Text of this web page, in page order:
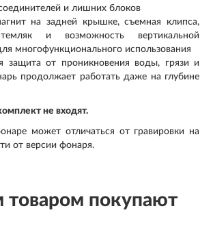
и лишних блоков
на задней крышке, съемная клипса,
и возможность вертикальной
многофункционального использования
защита от проникновения воды, грязи и
продолжает работать даже на глубине
не входят.
может отличаться от гравировки на
от версии фонаря.
товаром покупают